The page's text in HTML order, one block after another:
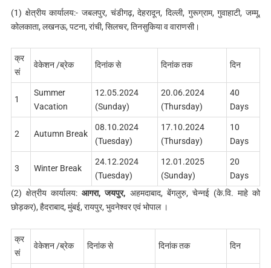
(1) क्षेत्रीय कार्यालय:- जबलपुर, चंडीगढ़, देहरादून, दिल्‍ली, गुरूग्राम, गुवाहाटी, जम्मू,
कोलकाता, लखनऊ, पटना, रांची, सिलचर, तिनसुकिया व वाराणसी।
क्र
सं
वेकेशन /ब्रेक दिनांक से दिनांक तक दिन
1
Summer
Vacation
12.05.2024
(Sunday)
20.06.2024
(Thursday)
40
Days
2 Autumn Break
08.10.2024
(Tuesday)
17.10.2024
(Thursday)
10
Days
3 Winter Break
24.12.2024
(Tuesday)
12.01.2025
(Sunday)
20
Days
(2) क्षेत्रीय कार्यालय:आगरा, जयपुर, अहमदाबाद, बेंगलुरु, चेन्नई (के.वि. माहे को
छोड़कर), हैदराबाद, मुंबई, रायपुर, भुवनेश्वर एवं भोपाल ।
क्र
सं
वेकेशन /ब्रेक दिनांक से दिनांक तक दिन